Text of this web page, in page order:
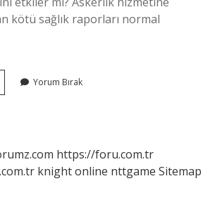
kötü sağlık raporları normal
Yorum Bırak
https://foru.com.tr
knight online nttgame Sitemap